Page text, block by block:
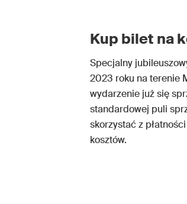
Kup bilet na
Specjalny
2023 roku na terenie
wydarzenie już się
standardowej puli
skorzystać z płatności
kosztów.